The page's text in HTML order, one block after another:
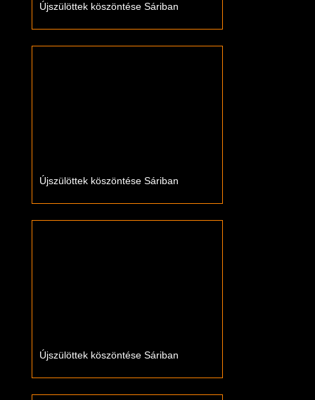
Újszülöttek köszöntése Sáriban
Újszülöttek köszöntése Sáriban
Újszülöttek köszöntése Sáriban